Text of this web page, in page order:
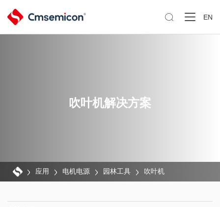
 EN
吹叶机解决方案
应用 电机电源 园林工具 吹叶机